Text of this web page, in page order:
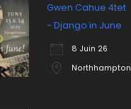
Gwen Cahue 4tet
- Django in June
8 Juin 26
Northhampton